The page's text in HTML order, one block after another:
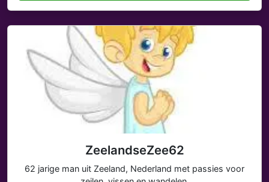
ZeelandseZee62
62 jarige man uit Zeeland, Nederland met passies voor